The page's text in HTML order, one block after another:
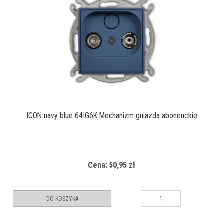
ICON navy blue 64IG6K Mechanizm gniazda abonenckie
Cena: 50,95 zł
DO KOSZYKA